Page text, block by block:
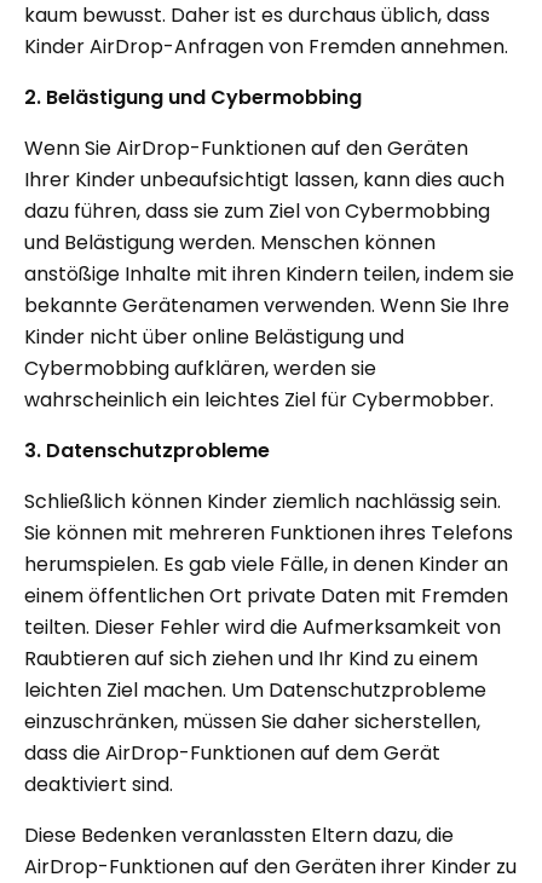
kaum bewusst. Daher ist es durchaus üblich, dass
Kinder AirDrop-Anfragen von Fremden annehmen.
2. Belästigung und Cybermobbing
Wenn Sie AirDrop-Funktionen auf den Geräten
Ihrer Kinder unbeaufsichtigt lassen, kann dies auch
dazu führen, dass sie zum Ziel von Cybermobbing
und Belästigung werden. Menschen können
anstößige Inhalte mit ihren Kindern teilen, indem sie
bekannte Gerätenamen verwenden. Wenn Sie Ihre
Kinder nicht über online Belästigung und
Cybermobbing aufklären, werden sie
wahrscheinlich ein leichtes Ziel für Cybermobber.
3. Datenschutzprobleme
Schließlich können Kinder ziemlich nachlässig sein.
Sie können mit mehreren Funktionen ihres Telefons
herumspielen. Es gab viele Fälle, in denen Kinder an
einem öffentlichen Ort private Daten mit Fremden
teilten. Dieser Fehler wird die Aufmerksamkeit von
Raubtieren auf sich ziehen und Ihr Kind zu einem
leichten Ziel machen. Um Datenschutzprobleme
einzuschränken, müssen Sie daher sicherstellen,
dass die AirDrop-Funktionen auf dem Gerät
deaktiviert sind.
Diese Bedenken veranlassten Eltern dazu, die
AirDrop-Funktionen auf den Geräten ihrer Kinder zu